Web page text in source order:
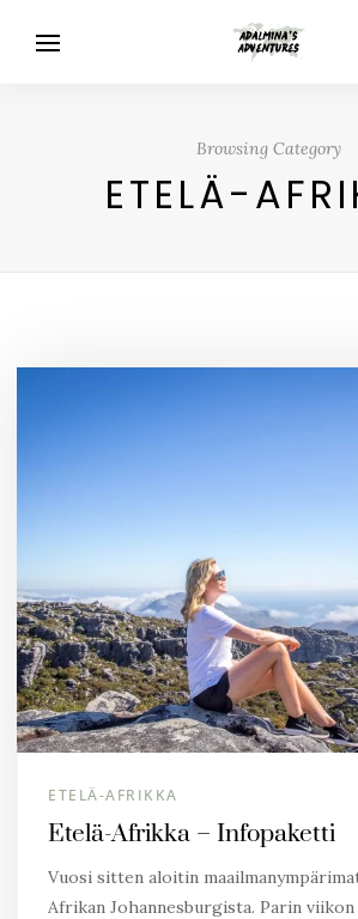
Browsing Category
ETELÄ-
ETELÄ-AFRIKKA
Etelä-Afrikka – Infopaketti
Vuosi sitten aloitin
Afrikan Johannesburgista. Parin